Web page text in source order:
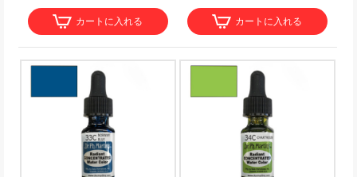
カートに入れる カートに入れる